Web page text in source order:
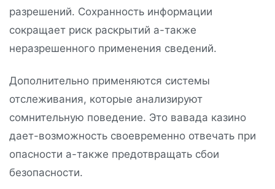
разрешений. Сохранность информации
сокращает риск раскрытий а-также
неразрешенного применения сведений.
Дополнительно применяются системы
отслеживания, которые анализируют
сомнительную поведение. Это вавада казино
дает-возможность своевременно отвечать при
опасности а-также предотвращать сбои
безопасности.